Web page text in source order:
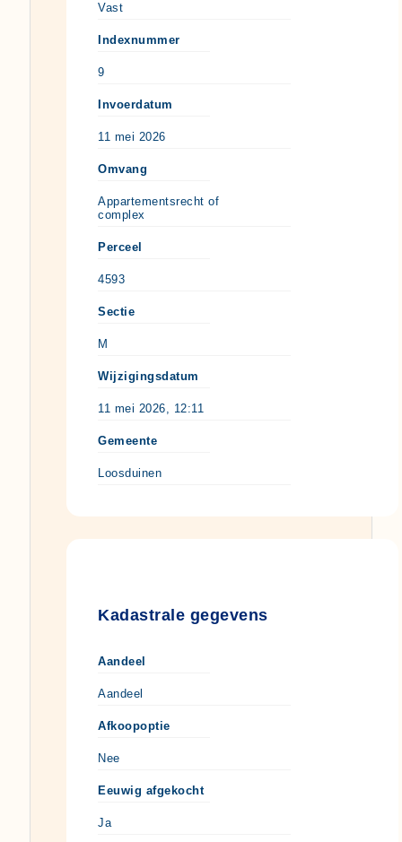
Vast
Indexnummer
9
Invoerdatum
11 mei 2026
Omvang
Appartementsrecht of
complex
Perceel
4593
Sectie
M
Wijzigingsdatum
11 mei 2026, 12:11
Gemeente
Loosduinen
Kadastrale gegevens
Aandeel
Aandeel
Afkoopoptie
Nee
Eeuwig afgekocht
Ja